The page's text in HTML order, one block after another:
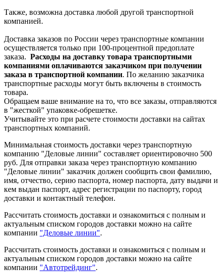
Также, возможна доставка любой другой транспортной
компанией.
Доставка заказов по России через транспортные компании
осуществляется только при 100-процентной предоплате
заказа. Расходы на доставку товара транспортными
компаниями оплачиваются заказчиком при получении
заказа в транспортной компании. По желанию заказчика
транспортные расходы могут быть включены в стоимость
товара.
Обращаем ваше внимание на то, что все заказы, отправляются
в "жесткой" упаковке-обрешетке.
Учитывайте это при расчете стоимости доставки на сайтах
транспортных компаний.
Минимальная стоимость доставки через транспортную
компанию "Деловые линии" составляет ориентировочно 500
руб. Для отправки заказа через транспортную компанию
"Деловые линии" заказчик должен сообщить свои фамилию,
имя, отчество, серию паспорта, номер паспорта, дату выдачи и
кем выдан паспорт, адрес регистрации по паспорту, город
доставки и контактный телефон.
Рассчитать стоимость доставки и ознакомиться с полным и
актуальным списком городов доставки можно на сайте
компании "Деловые линии".
Рассчитать стоимость доставки и ознакомиться с полным и
актуальным списком городов доставки можно на сайте
компании "Автотрейдинг".